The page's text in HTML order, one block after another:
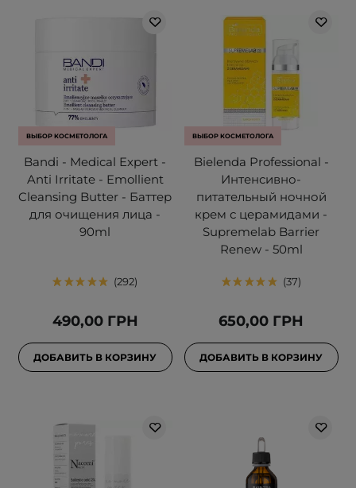
ВЫБОР КОСМЕТОЛОГА
Bandi - Medical Expert -
Anti Irritate - Emollient
Cleansing Butter - Баттер
для очищения лица -
90ml
292
490,00 ГРН
ДОБАВИТЬ В КОРЗИНУ
ВЫБОР КОСМЕТОЛОГА
Bielenda Professional -
Интенсивно-
питательный ночной
крем с церамидами -
Supremelab Barrier
Renew - 50ml
37
650,00 ГРН
ДОБАВИТЬ В КОРЗИНУ